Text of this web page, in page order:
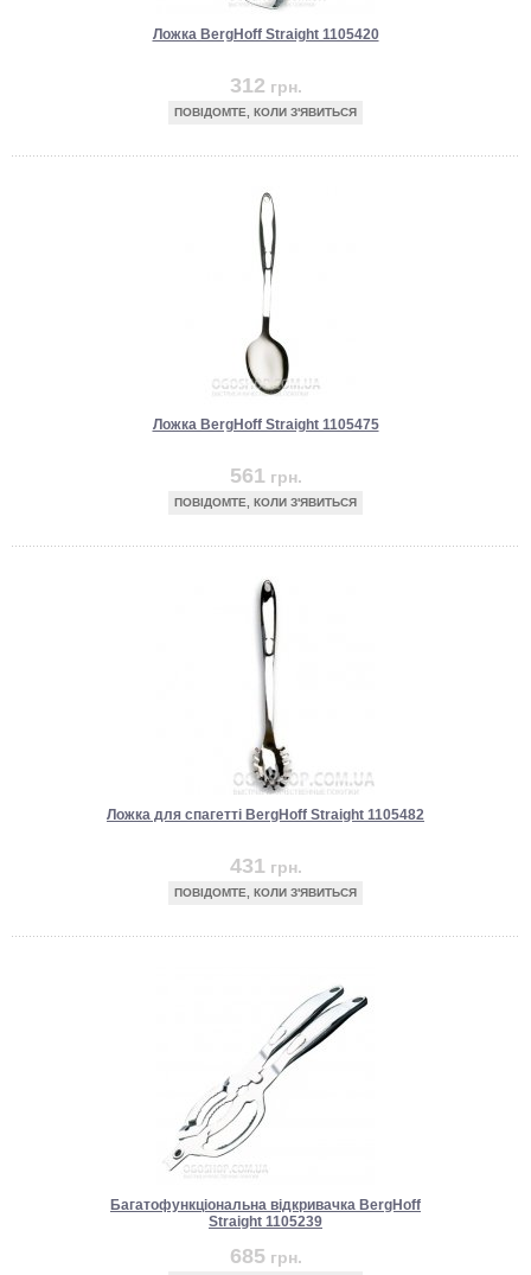
Ложка BergHoff Straight 1105420
312 грн.
ПОВІДОМТЕ, КОЛИ З'ЯВИТЬСЯ
Ложка BergHoff Straight 1105475
561 грн.
ПОВІДОМТЕ, КОЛИ З'ЯВИТЬСЯ
Ложка для спагетті BergHoff Straight 1105482
431 грн.
ПОВІДОМТЕ, КОЛИ З'ЯВИТЬСЯ
Багатофункціональна відкривачка BergHoff
Straight 1105239
685 грн.